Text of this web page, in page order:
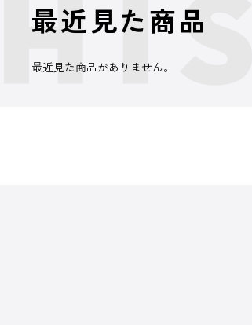
最近見た商品
最近見た商品がありません。